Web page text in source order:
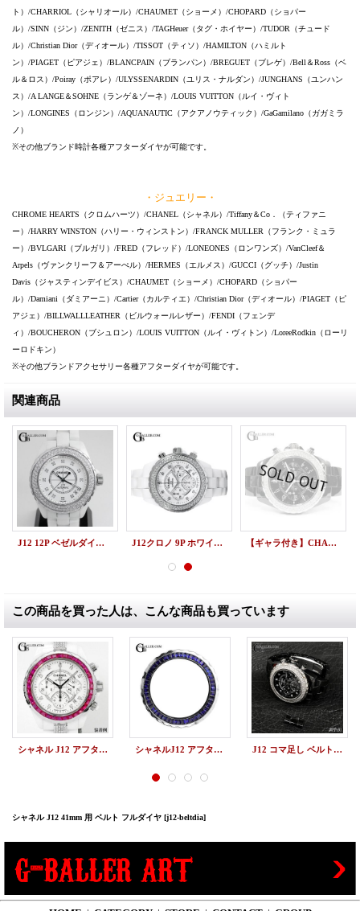
ト）/CHARRIOL（シャリオール）/CHAUMET（ショーメ）/CHOPARD（ショパー
ル）/SINN（ジン）/ZENITH（ゼニス）/TAGHeuer（タグ・ホイヤー）/TUDOR（チュード
ル）/Christian Dior（ディオール）/TISSOT（ティソ）/HAMILTON（ハミルト
ン）/PIAGET（ピアジェ）/BLANCPAIN（ブランパン）/BREGUET（ブレゲ）/Bell＆Ross（ベ
ル＆ロス）/Poiray（ポアレ）/ULYSSENARDIN（ユリス・ナルダン）/JUNGHANS（ユンハン
ス）/A LANGE＆SOHNE（ランゲ＆ゾーネ）/LOUIS VUITTON（ルイ・ヴィト
ン）/LONGINES（ロンジン）/AQUANAUTIC（アクアノウティック）/GaGamilano（ガガミラ
ノ）
※その他ブランド時計各種アフターダイヤが可能です。
・ジュエリー・
CHROME HEARTS（クロムハーツ）/CHANEL（シャネル）/Tiffany＆Co．（ティファニ
ー）/HARRY WINSTON（ハリー・ウィンストン）/FRANCK MULLER（フランク・ミュラ
ー）/BVLGARI（ブルガリ）/FRED（フレッド）/LONEONES（ロンワンズ）/VanCleef＆
Arpels（ヴァンクリーフ＆アーぺル）/HERMES（エルメス）/GUCCI（グッチ）/Justin
Davis（ジャスティンデイビス）/CHAUMET（ショーメ）/CHOPARD（ショパー
ル）/Damiani（ダミアーニ）/Cartier（カルティエ）/Christian Dior（ディオール）/PIAGET（ピ
アジェ）/BILLWALLLEATHER（ビルウォールレザー）/FENDI（フェンデ
ィ）/BOUCHERON（ブシュロン）/LOUIS VUITTON（ルイ・ヴィトン）/LoreeRodkin（ローリ
ーロドキン）
※その他ブランドアクセサリー各種アフターダイヤが可能です。
関連商品
J12 12P ベゼルダイヤ 白 CHANEL H1629 J12クロノ 9P ホワイトセラミック ベゼルダイヤ CHANEL H2009 【ギャラ付き】CHANEL シャネル J12 クロノグラフ ベゼルダイヤモンド 41mm ブラックセラミック / 221112
この商品を買った人は、こんな商品も買っています
シャネル J12 アフターダイヤベゼル 41mm用 人工ルビー シャネルJ12 アフターダイヤベゼル 41mm用 人工サファイア J12 コマ足し ベルト調整 シャネル時計
シャネル J12 41mm 用 ベルト フルダイヤ [j12-beltdia]